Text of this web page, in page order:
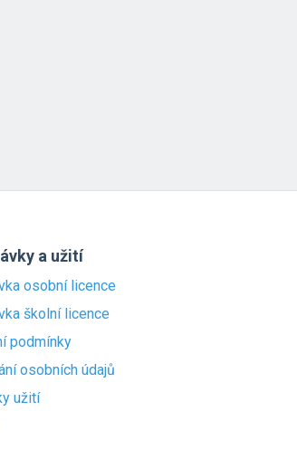
a užití
osobní licence
školní licence
podmínky
osobních údajů
užití